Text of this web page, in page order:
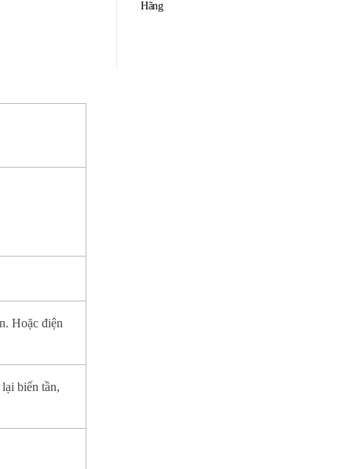
Hoặc điện
biến tần,
Hãng